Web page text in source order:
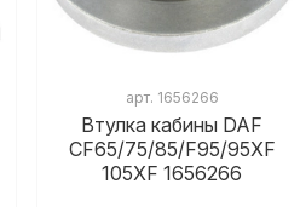
арт. 1656266
Втулка кабины DAF
СF65/75/85/F95/95XF
105XF 1656266